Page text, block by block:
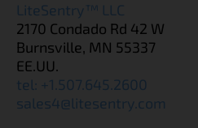
LiteSentry™ LLC
2170 Condado Rd 42 W
Burnsville, MN 55337
EE.UU.
tel: +1.507.645.2600
sales4@litesentry.com